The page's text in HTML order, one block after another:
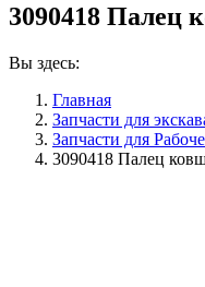
3090418 Палец
Вы здесь:
Главная
Запчасти для
Запчасти для
3090418 Палец